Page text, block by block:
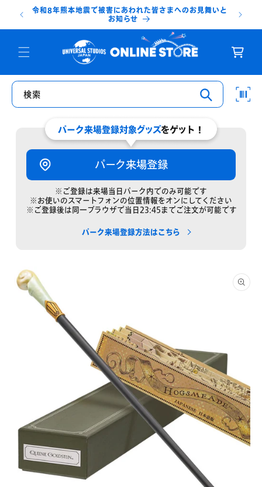
ンツに令和8年熊本地震で被害にあわれた皆さまへのお見舞いと
お知らせ
検索
ー
パーク来場登録対象グッズをゲット！
パーク来場登録
※ご登録は来場当日パーク内でのみ可能です
※お使いのスマートフォンの位置情報をオンにしてください
※ご登録後は同一ブラウザで当日23:45までご注文が可能です
パーク来場登録方法はこちら
報にス
キップ